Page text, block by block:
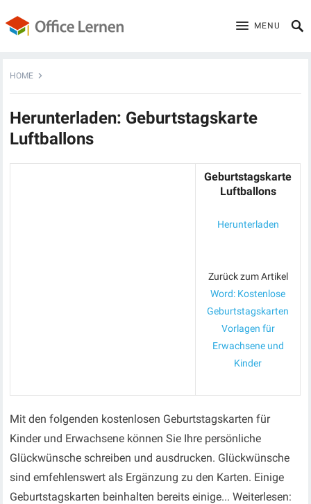
MENU
HOME
Herunterladen: Geburtstagskarte
Luftballons
Geburtstagskarte
Luftballons
Herunterladen
Zurück zum Artikel
Word: Kostenlose
Geburtstagskarten
Vorlagen für
Erwachsene und
Kinder
Mit den folgenden kostenlosen Geburtstagskarten für
Kinder und Erwachsene können Sie Ihre persönliche
Glückwünsche schreiben und ausdrucken. Glückwünsche
sind emfehlenswert als Ergänzung zu den Karten. Einige
Geburtstagskarten beinhalten bereits einige... Weiterlesen: